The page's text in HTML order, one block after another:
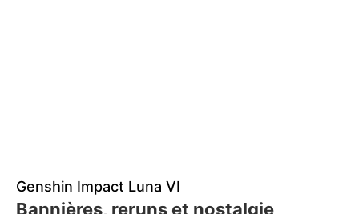
Genshin Impact Luna VI
Bannières, reruns et nostalgie